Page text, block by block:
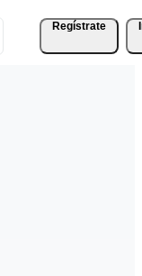
Regístrate